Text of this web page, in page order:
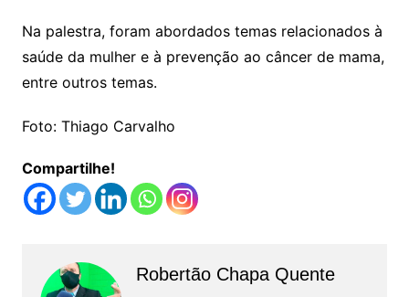
Na palestra, foram abordados temas relacionados à
saúde da mulher e à prevenção ao câncer de mama,
entre outros temas.
Foto: Thiago Carvalho
Compartilhe!
Robertão Chapa Quente